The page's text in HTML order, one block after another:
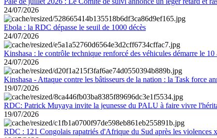
24/07/2026
Ebola : la RDC dépasse le seuil de 1000 décès
24/07/2026
Kinshasa : le contrôle technique renforcé des véhicules démarre le 10
24/07/2026
Kinshasa - Attaque contre les bâtisseurs de la nation : la Task force
19/07/2026
RDC: Patrick Muyaya invite la jeunesse du PALU à faire vivre
19/07/2026
RDC : 121 Congolais rapatriés d'Afrique du Sud après les violences